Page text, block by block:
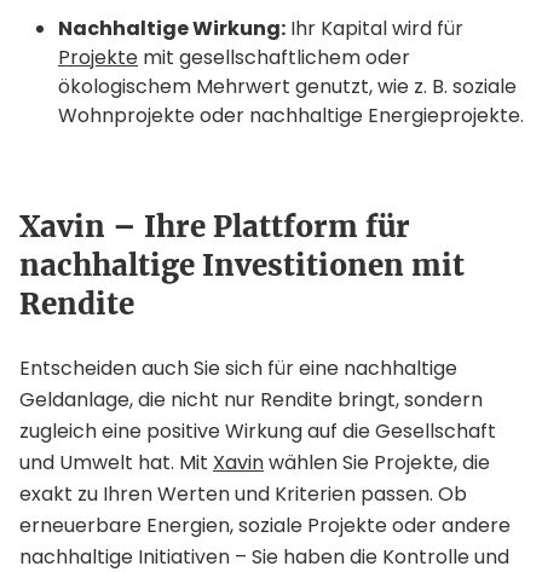
Nachhaltige Wirkung: Ihr Kapital wird für
Projekte mit gesellschaftlichem oder
ökologischem Mehrwert genutzt, wie z. B. soziale
Wohnprojekte oder nachhaltige Energieprojekte.
Xavin – Ihre Plattform für
nachhaltige Investitionen mit
Rendite
Entscheiden auch Sie sich für eine nachhaltige
Geldanlage, die nicht nur Rendite bringt, sondern
zugleich eine positive Wirkung auf die Gesellschaft
und Umwelt hat. Mit Xavinwählen Sie Projekte, die
exakt zu Ihren Werten und Kriterien passen. Ob
erneuerbare Energien, soziale Projekte oder andere
nachhaltige Initiativen – Sie haben die Kontrolle und